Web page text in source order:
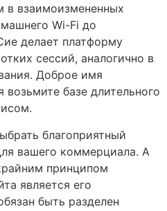
в взаимоизмененных
Wi-Fi до
делает платформу
сессий, аналогично в
Доброе имя
базе длительного
благоприятный
вашего коммерциала. А
принципом
является его
быть разделен